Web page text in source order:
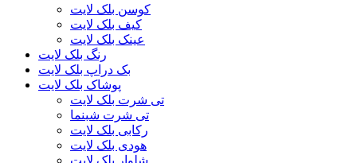
کوسن بلک لایت
کیف بلک لایت
عینک بلک لایت
رنگ بلک لایت
بک دراپ بلک لایت
پوشاک بلک لایت
تی شرت بلک لایت
تی شرت شبنما
رکابی بلک لایت
هودی بلک لایت
شلوار بلک لایت